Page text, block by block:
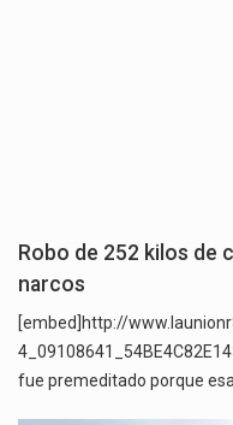
Robo de 252 kilos de
narcos
[embed]http://
fue premeditado porque